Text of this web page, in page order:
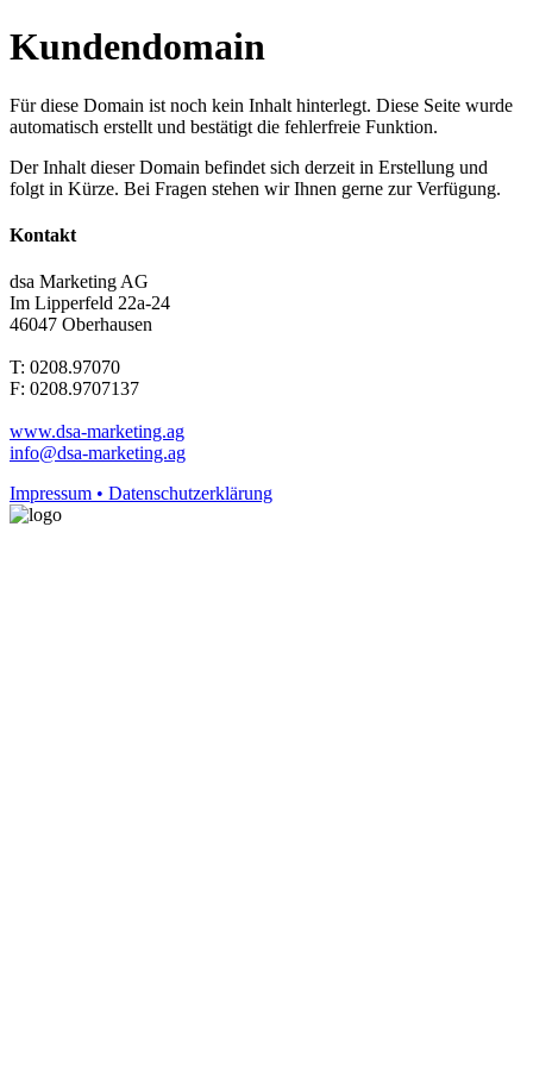
Kundendomain
Für diese Domain ist noch kein Inhalt hinterlegt. Diese Seite wurde
automatisch erstellt und bestätigt die fehlerfreie Funktion.
Der Inhalt dieser Domain befindet sich derzeit in Erstellung und
folgt in Kürze. Bei Fragen stehen wir Ihnen gerne zur Verfügung.
Kontakt
dsa Marketing AG
Im Lipperfeld 22a-24
46047 Oberhausen
T: 0208.97070
F: 0208.9707137
www.dsa-marketing.ag
info@dsa-marketing.ag
Impressum • Datenschutzerklärung